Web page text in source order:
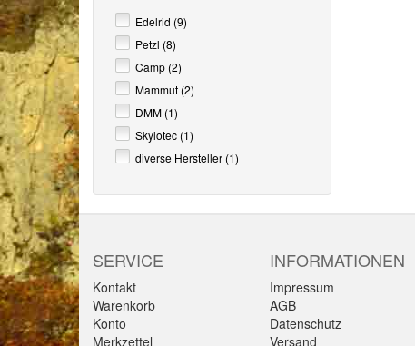
Edelrid (9)
Petzl (8)
Camp (2)
Mammut (2)
DMM (1)
Skylotec (1)
diverse Hersteller (1)
SERVICE
Kontakt
Warenkorb
Konto
Merkzettel
INFORMATIONEN
Impressum
AGB
Datenschutz
Versand